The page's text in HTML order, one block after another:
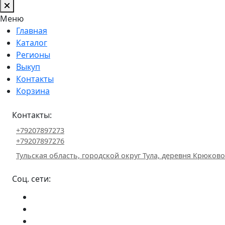
Меню
Главная
Каталог
Регионы
Выкуп
Контакты
Корзина
Контакты:
+79207897273
+79207897276
Тульская область, городской округ Тула, деревня
Соц. сети: